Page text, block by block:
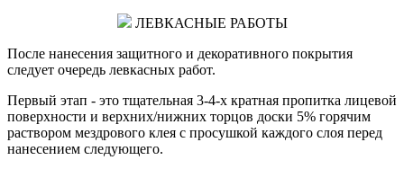
ЛЕВКАСНЫЕ РАБОТЫ
После нанесения защитного и декоративного покрытия
следует очередь левкасных работ.
Первый этап - это тщательная 3-4-х кратная пропитка лицевой
поверхности и верхних/нижних торцов доски 5% горячим
раствором мездрового клея с просушкой каждого слоя перед
нанесением следующего.